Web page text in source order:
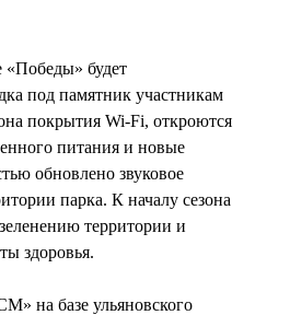
«Победы» будет
под памятник участникам
покрытия Wi-Fi, откроются
питания и новые
обновлено звуковое
парка. К началу сезона
территории и
здоровья.
на базе ульяновского